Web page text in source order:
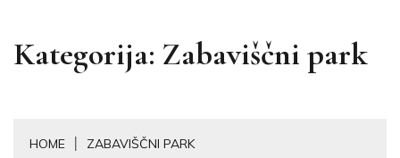
Kategorija: Zabaviščni park
HOME ZABAVIŠČNI PARK